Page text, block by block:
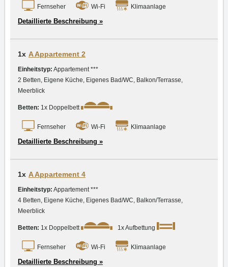
Fernseher Wi-Fi Klimaanlage
Detaillierte Beschreibung »
1x A Appartement 2
Einheitstyp: Appartement ***
2 Betten, Eigene Küche, Eigenes Bad/WC, Balkon/Terrasse,
Meerblick
Betten: 1x Doppelbett
Fernseher Wi-Fi Klimaanlage
Detaillierte Beschreibung »
1x A Appartement 4
Einheitstyp: Appartement ***
4 Betten, Eigene Küche, Eigenes Bad/WC, Balkon/Terrasse,
Meerblick
Betten: 1x Doppelbett 1x Aufbettung
Fernseher Wi-Fi Klimaanlage
Detaillierte Beschreibung »